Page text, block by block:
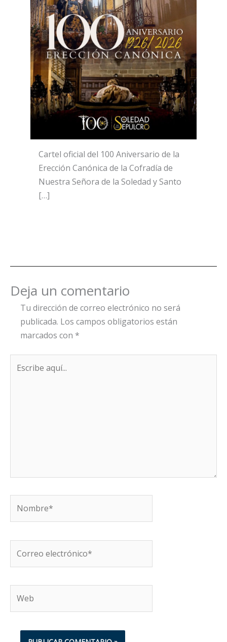
Cartel oficial del 100 Aniversario de la
Erección Canónica de la Cofradía de
Nuestra Señora de la Soledad y Santo
[…]
Deja un comentario
Tu dirección de correo electrónico no será
publicada. Los campos obligatorios están
marcados con *
aquí...
electrónico*